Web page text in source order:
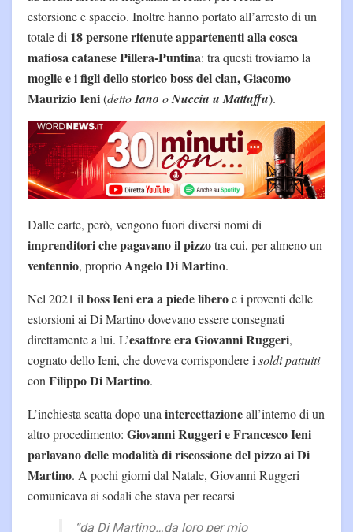
estorsione e spaccio. Inoltre hanno portato all’arresto di un
totale di 18 persone ritenute appartenenti alla cosca
mafiosa catanese Pillera-Puntina: tra questi troviamo la
moglie e i figli dello storico boss del clan, Giacomo
Maurizio Ieni(dettoIano oNucciu u Mattuffu).
Dalle carte, però, vengono fuori diversi nomi di
imprenditori che pagavano il pizzotra cui, per almeno un
ventennio, proprioAngelo Di Martino.
Nel 2021 il boss Ieni era a piede liberoe i proventi delle
estorsioni ai Di Martino dovevano essere consegnati
direttamente a lui. L’esattore era Giovanni Ruggeri,
cognato dello Ieni, che doveva corrispondere i soldi pattuiti
con Filippo Di Martino.
L’inchiesta scatta dopo una intercettazioneall’interno di un
altro procedimento: Giovanni Ruggeri e Francesco Ieni
parlavano delle modalità di riscossione del pizzo ai Di
Martino. A pochi giorni dal Natale, Giovanni Ruggeri
comunicava ai sodali che stava per recarsi
“da Di Martino…da loro per mio